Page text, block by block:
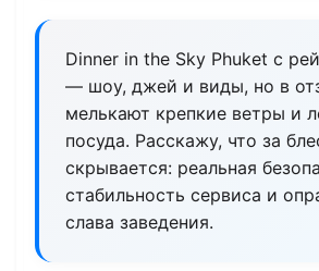
Dinner in the Sky Phuket с
— шоу, джей и виды, но в
мелькают крепкие ветры и
посуда. Расскажу, что за
скрывается: реальная
стабильность сервиса и
слава заведения.